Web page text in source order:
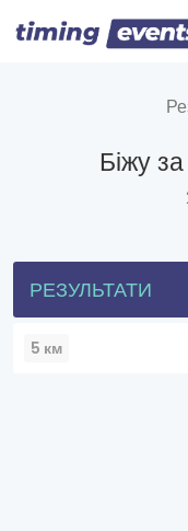
Біжу
РЕЗУЛЬТАТИ
5 км